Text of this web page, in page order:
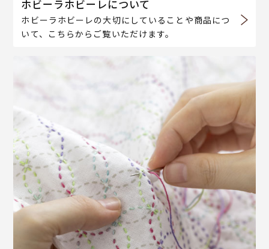
ホビーラホビーレについて
ホビーラホビーレの大切にしていることや商品につ
いて、こちらからご覧いただけます。